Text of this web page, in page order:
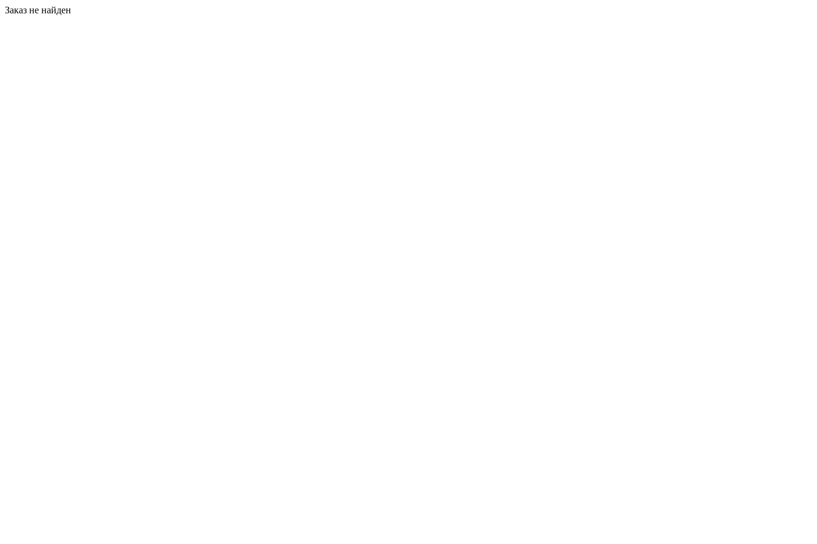
Заказ не найден